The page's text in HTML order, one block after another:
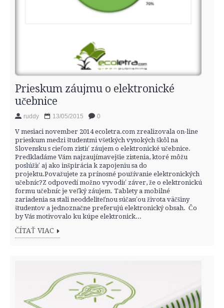
Prieskum záujmu o elektronické
učebnice
ruddy 13/05/2015 0
V mesiaci november 2014 ecoletra.com zrealizovala on-line
prieskum medzi študentmi všetkých vysokých škôl na
Slovensku s cieľom zistiť záujem o elektronické učebnice.
Predkladáme Vám najzaujímavejšie zistenia, ktoré môžu
poslúžiť aj ako inšpirácia k zapojeniu sa do
projektu.Považujete za prínosné používanie elektronických
učebníc?Z odpovedí možno vyvodiť záver, že o elektronickú
formu učebníc je veľký záujem. Tablety a mobilné
zariadenia sa stali neoddeliteľnou súčasťou života väčšiny
študentov a jednoznačne preferujú elektronický obsah. Čo
by Vás motivovalo ku kúpe elektronick...
ČÍTAŤ VIAC